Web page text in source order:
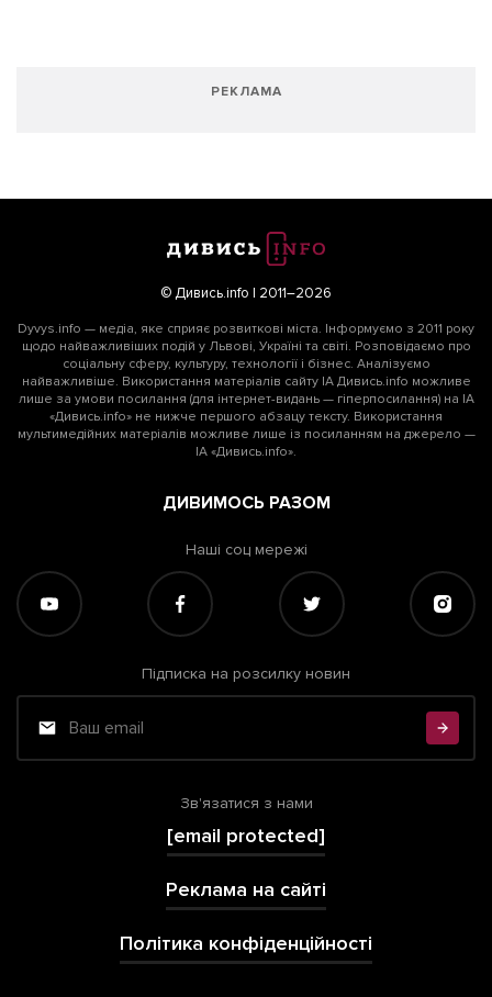
РЕКЛАМА
© Дивись.info | 2011–2026
Dyvys.info — медіа, яке сприяє розвиткові міста. Інформуємо з 2011 року
щодо найважливіших подій у Львові, Україні та світі. Розповідаємо про
соціальну сферу, культуру, технології і бізнес. Аналізуємо
найважливіше. Використання матеріалів сайту ІА Дивись.info можливе
лише за умови посилання (для інтернет-видань — гіперпосилання) на ІА
«Дивись.info» не нижче першого абзацу тексту. Використання
мультимедійних матеріалів можливе лише із посиланням на джерело —
ІА «Дивись.info».
ДИВИМОСЬ РАЗОМ
Наші соц мережі
Підписка на розсилку новин
Зв'язатися з нами
[email protected]
Реклама на сайті
Політика конфіденційності